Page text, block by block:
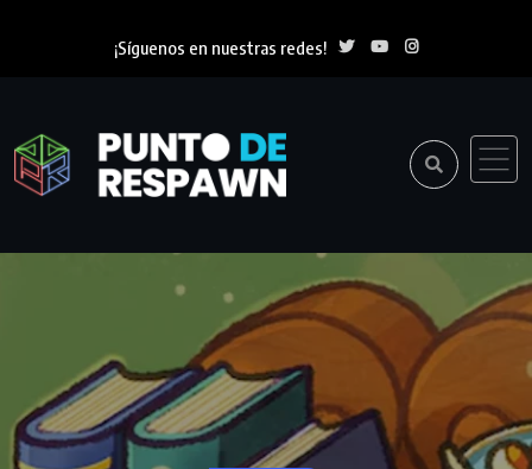
¡Síguenos en nuestras redes!